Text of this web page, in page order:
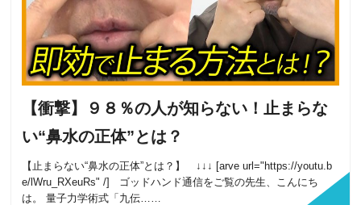
【衝撃】９８％の人が知らない！止まらな
い“鼻水の正体”とは？
【止まらない“鼻水の正体”とは？】 ↓↓↓ [arve url="https://youtu.b
e/lWru_RXeuRs" /] ゴッドハンド通信をご覧の先生、こんにち
は。 量子力学術式「九伝……